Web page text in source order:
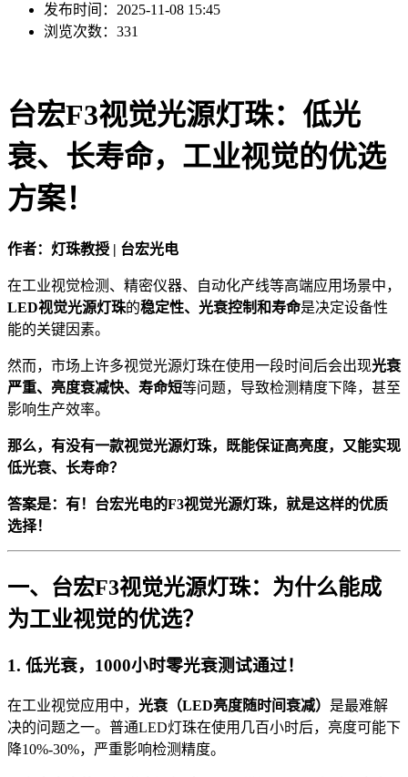
发布时间：2025-11-08 15:45
浏览次数：331
台宏F3视觉光源灯珠：低光
衰、长寿命，工业视觉的优选
方案！
作者：灯珠教授 | 台宏光电
在工业视觉检测、精密仪器、自动化产线等高端应用场景中，
LED视觉光源灯珠的稳定性、光衰控制和寿命是决定设备性
能的关键因素。
然而，市场上许多视觉光源灯珠在使用一段时间后会出现光衰
严重、亮度衰减快、寿命短等问题，导致检测精度下降，甚至
影响生产效率。
那么，有没有一款视觉光源灯珠，既能保证高亮度，又能实现
低光衰、长寿命？
答案是：有！台宏光电的F3视觉光源灯珠，就是这样的优质
选择！
一、台宏F3视觉光源灯珠：为什么能成
为工业视觉的优选？
1. 低光衰，1000小时零光衰测试通过！
在工业视觉应用中， 光衰（LED亮度随时间衰减） 是最难解
决的问题之一。普通LED灯珠在使用几百小时后，亮度可能下
降10%-30%，严重影响检测精度。